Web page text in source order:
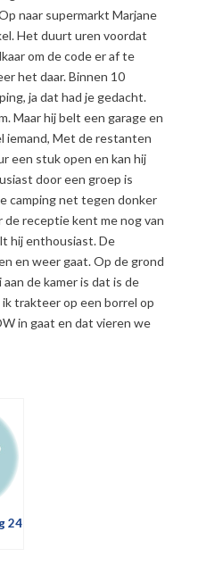
naar supermarkt Marjane
Het duurt uren voordat
om de code er af te
het daar. Binnen 10
ja dat had je gedacht.
Maar hij belt een garage en
iemand, Met de restanten
een stuk open en kan hij
door een groep is
camping net tegen donker
receptie kent me nog van
hij enthousiast. De
en weer gaat. Op de grond
de kamer is dat is de
trakteer op een borrel op
in gaat en dat vieren we
24